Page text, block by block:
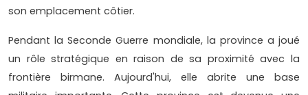
son emplacement côtier.
Pendant la Seconde Guerre mondiale, la province a joué
un rôle stratégique en raison de sa proximité avec la
frontière birmane. Aujourd'hui, elle abrite une base